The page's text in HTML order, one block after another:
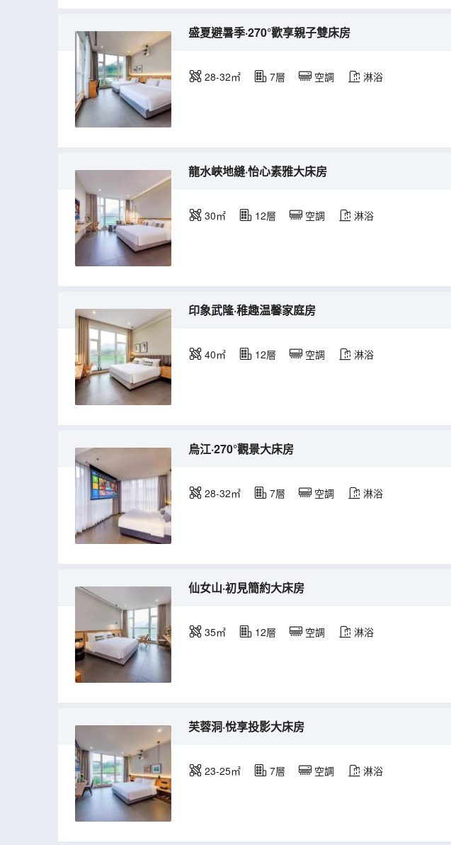
盛夏避暑季·270°歡享親子雙床房
28-32㎡ 7層 空調 淋浴
龍水峽地縫·怡心素雅大床房
30㎡ 12層 空調 淋浴
印象武隆·稚趣温馨家庭房
40㎡ 12層 空調 淋浴
烏江·270°觀景大床房
28-32㎡ 7層 空調 淋浴
仙女山·初見簡約大床房
35㎡ 12層 空調 淋浴
芙蓉洞·悅享投影大床房
23-25㎡ 7層 空調 淋浴